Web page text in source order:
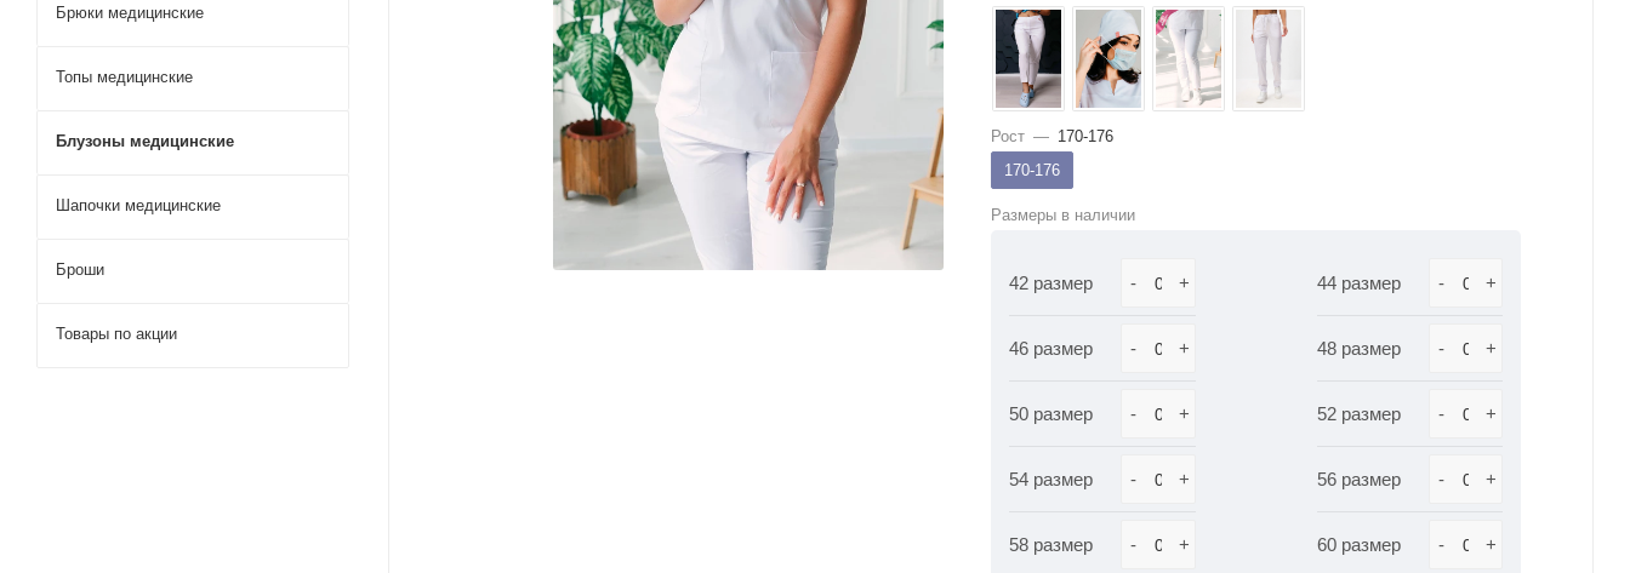
Рост — 170-176
170-176
Размеры в наличии
42 размер - + 44 размер - +
46 размер - + 48 размер - +
50 размер - + 52 размер - +
54 размер - + 56 размер - +
58 размер - + 60 размер - +
Брюки медицинские
Топы медицинские
Блузоны медицинские
Шапочки медицинские
Броши
Товары по акции